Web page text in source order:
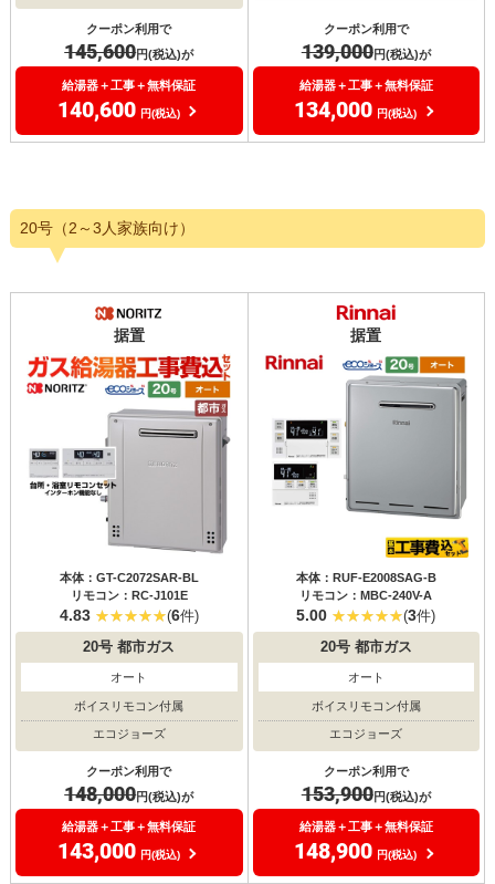
クーポン利用で
145,600円(税込)が
給湯器＋工事＋無料保証
140,600 円(税込)
クーポン利用で
139,000円(税込)が
給湯器＋工事＋無料保証
134,000 円(税込)
20号（2～3人家族向け）
据置
本体：GT-C2072SAR-BL
リモコン：RC-J101E
4.83 (6件)
20号 都市ガス
オート
ボイスリモコン付属
エコジョーズ
クーポン利用で
148,000円(税込)が
給湯器＋工事＋無料保証
143,000 円(税込)
据置
本体：RUF-E2008SAG-B
リモコン：MBC-240V-A
5.00 (3件)
20号都市ガス
オート
ボイスリモコン付属
エコジョーズ
クーポン利用で
153,900円(税込)が
給湯器＋工事＋無料保証
148,900 円(税込)